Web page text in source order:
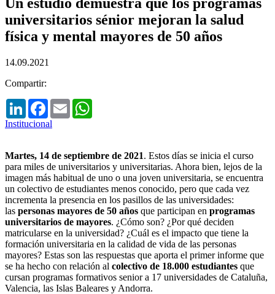
universitarios sénior mejoran la salud
física y mental mayores de 50 años
14.09.2021
Compartir:
LinkedInFacebook
Email
Institucional
Martes, 14 de septiembre de 2021. Estos días se inicia el curso
para miles de universitarios y universitarias. Ahora bien, lejos de la
imagen más habitual de uno o una joven universitaria, se encuentra
un colectivo de estudiantes menos conocido, pero que cada vez
incrementa la presencia en los pasillos de las universidades:
las personas mayores de 50 años que participan en programas
universitarios de mayores. ¿Cómo son? ¿Por qué deciden
matricularse en la universidad? ¿Cuál es el impacto que tiene la
formación universitaria en la calidad de vida de las personas
mayores? Estas son las respuestas que aporta el primer informe que
se ha hecho con relación al colectivo de 18.000 estudiantes que
cursan programas formativos senior a 17 universidades de Cataluña,
Valencia, las Islas Baleares y Andorra.